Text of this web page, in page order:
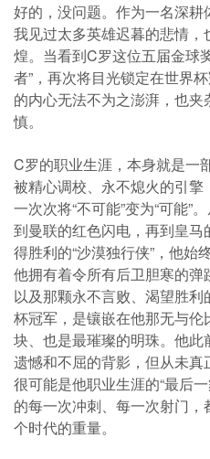
好的，没问题。作为一名深耕
我见过太多英雄迟暮的悲情
煌。当看到C罗这位五届金球
者”，再次将目光锁定在世界
的内心无法不为之澎湃，也
慎。
C罗的职业生涯，本身就是一
被精心调校、永不熄火的引擎
一次次将“不可能”变为“可能”
到曼联的红色闪电，再到皇
得胜利的“沙漠独行侠”，他始
他拥有着令所有后卫胆寒的弹
以及那颗永不言败、渴望胜
杯冠军，是镶嵌在他那无与
块、也是最璀璨的明珠。他此
遗憾和不屈的背影，但从未真
很可能是他职业生涯的“最后
的每一次冲刺、每一次射门
个时代的重量。